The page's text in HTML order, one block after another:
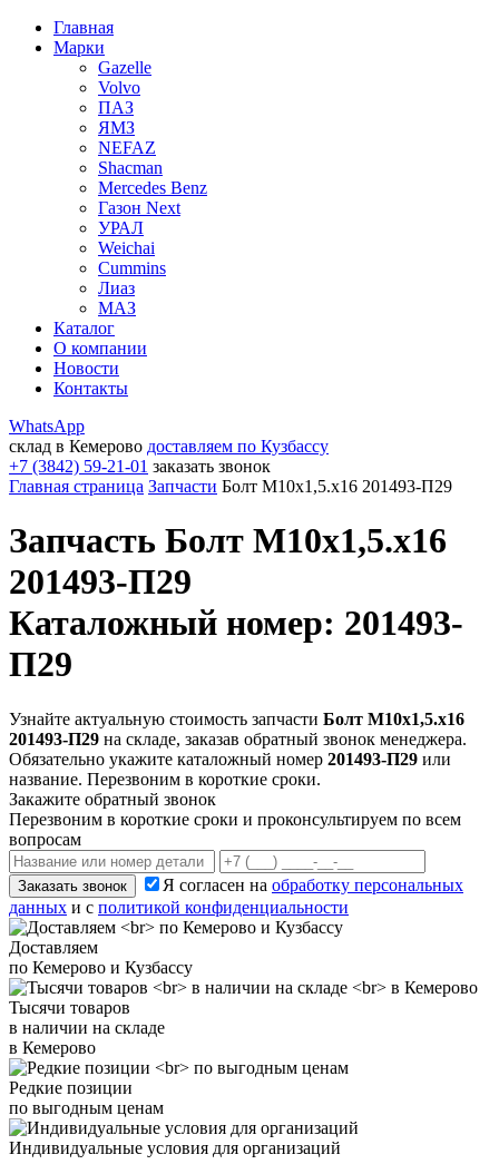
Главная
Марки
Gazelle
Volvo
ПАЗ
ЯМЗ
NEFAZ
Shacman
Mercedes Benz
Газон Next
УРАЛ
Weichai
Cummins
Лиаз
МАЗ
Каталог
О компании
Новости
Контакты
WhatsApp
склад в Кемерово доставляем по Кузбассу
+7 (3842) 59-21-01 заказать звонок
Главная страница Запчасти Болт М10х1,5.х16 201493-П29
Запчасть Болт М10х1,5.х16
201493-П29
Каталожный номер: 201493-
П29
Узнайте актуальную стоимость запчасти Болт М10х1,5.х16
201493-П29 на складе, заказав обратный звонок менеджера.
Обязательно укажите каталожный номер 201493-П29 или
название. Перезвоним в короткие сроки.
Закажите обратный звонок
Перезвоним в короткие сроки и проконсультируем по всем
вопросам
Заказать звонок Я согласен на обработку персональных
данных и с политикой конфиденциальности
Доставляем
по Кемерово и Кузбассу
Тысячи товаров
в наличии на складе
в Кемерово
Редкие позиции
по выгодным ценам
Индивидуальные условия для организаций